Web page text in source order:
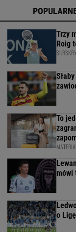
Trzy
Roig
To
mówi
o